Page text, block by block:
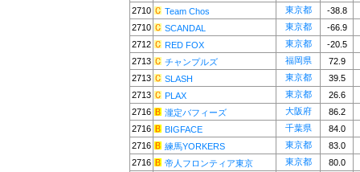
2710
Team Chos 東京都
-38.8
2710
SCANDAL 東京都
-66.9
2712
RED FOX 東京都
-20.5
2713
チャンプルズ 福岡県
72.9
2713
SLASH 東京都
39.5
2713
PLAX 東京都
26.6
2716
瀧定バフィーズ 大阪府
86.2
2716
BIGFACE 千葉県
84.0
2716
練馬YORKERS 東京都
83.0
2716
帝人フロンティア東京 東京都
80.0